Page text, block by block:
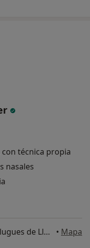
técnica propia
nasales
Carrer Sant Mateu, 24-26, Esplugues de Llobregat • Mapa